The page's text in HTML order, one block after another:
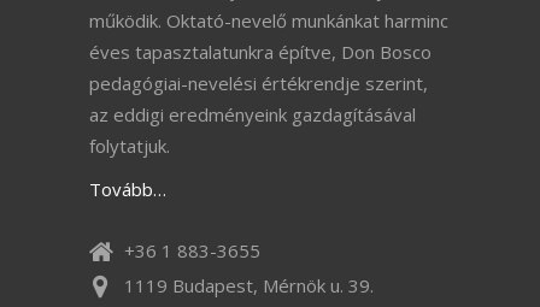
működik. Oktató-nevelő munkánkat harminc
éves tapasztalatunkra építve, Don Bosco
pedagógiai-nevelési értékrendje szerint,
az eddigi eredményeink gazdagításával
folytatjuk.
Tovább…
+36 1 883-3655
1119 Budapest, Mérnök u. 39.